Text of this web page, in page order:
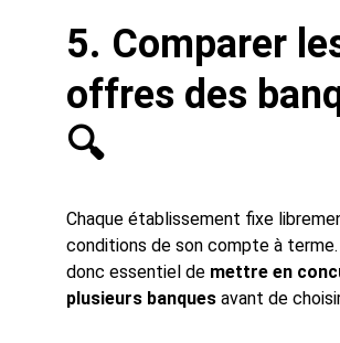
5. Comparer
offres des
🔍
Chaque établissement fixe
conditions de son compte à
donc essentiel de mettre en
plusieurs banques avant de